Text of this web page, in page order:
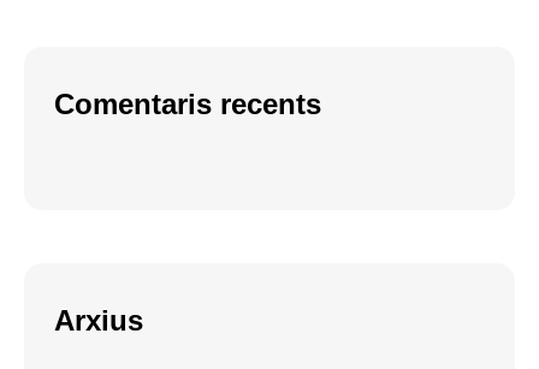
Comentaris recents
Arxius